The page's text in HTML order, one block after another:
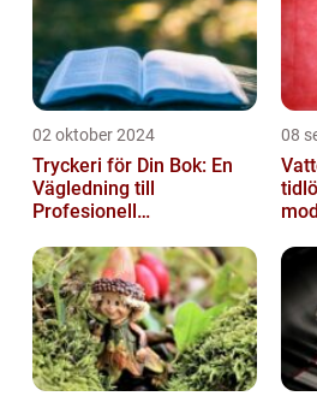
02 oktober 2024
Tryckeri för Din Bok: En
Vägledning till
Profesionell
08